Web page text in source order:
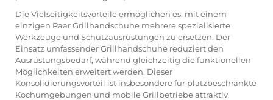
Die Vielseitigkeitsvorteile ermöglichen es, mit einem
einzigen Paar Grillhandschuhe mehrere spezialisierte
Werkzeuge und Schutzausrüstungen zu ersetzen. Der
Einsatz umfassender Grillhandschuhe reduziert den
Ausrüstungsbedarf, während gleichzeitig die funktionellen
Möglichkeiten erweitert werden. Dieser
Konsolidierungsvorteil ist insbesondere für platzbeschränkte
Kochumgebungen und mobile Grillbetriebe attraktiv.